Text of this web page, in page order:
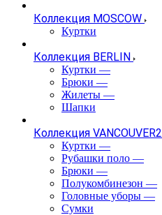
Коллекция MOSCOW
Куртки
Коллекция BERLIN
Куртки —
Брюки —
Жилеты —
Шапки
Коллекция VANCOUVER2
Куртки —
Рубашки поло —
Брюки —
Полукомбинезон —
Головные уборы —
Сумки